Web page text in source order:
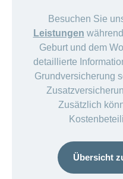
Besuchen Sie
Leistungen
Geburt und dem
detaillierte
Grundversicherung
Zusätzlich
Übersicht